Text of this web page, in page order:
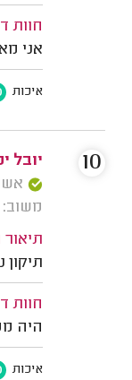
חוות
אני
איכות
יובל
אשרור:
משוב: 24/04/2025
תיקון
חוות
היה
איכות
10